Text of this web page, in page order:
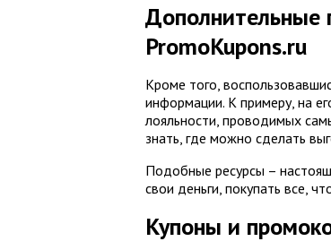
Дополнительные
PromoKupons.ru
Кроме того,
информации. К примеру, на
лояльности, проводимых
знать, где можно сделать
Подобные ресурсы –
свои деньги, покупать все,
Купоны и